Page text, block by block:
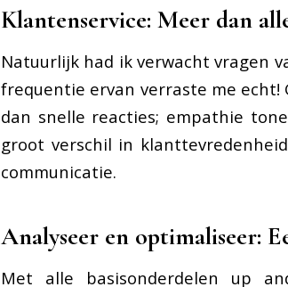
Klantenservice: Meer dan
Natuurlijk had ik verwacht vragen
frequentie ervan verraste me
dan snelle reacties; empathie
groot verschil in
communicatie.
Analyseer en optimaliseer:
Met alle basisonderdelen up